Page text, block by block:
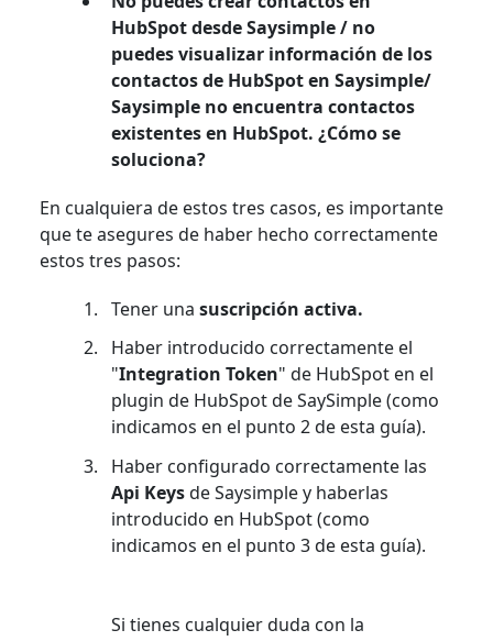
HubSpot desde Saysimple / no
puedes visualizar información de los
contactos de HubSpot en Saysimple/
Saysimple no encuentra contactos
existentes en HubSpot. ¿Cómo se
soluciona?
En cualquiera de estos tres casos, es importante
que te asegures de haber hecho correctamente
estos tres pasos:
Tener una suscripción activa.
Haber introducido correctamente el
"Integration Token" de HubSpot en el
plugin de HubSpot de SaySimple (como
indicamos en el punto 2 de esta guía).
Haber configurado correctamente las
Api Keysde Saysimple y haberlas
introducido en HubSpot (como
indicamos en el punto 3 de esta guía).
Si tienes cualquier duda con la